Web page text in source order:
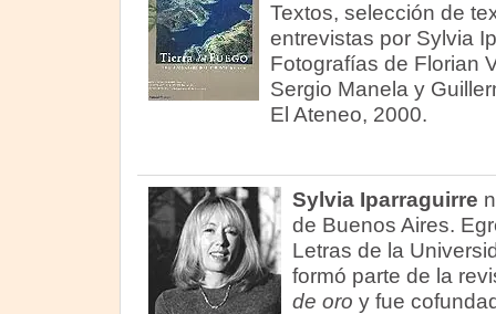
Textos, selección de
entrevistas por Sylvia
Fotografías de Florian
Sergio Manela y
El Ateneo, 2000.
Sylvia Iparraguirre
de Buenos Aires.
Letras de la
formó parte de la
de oro y fue